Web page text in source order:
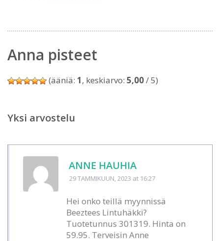
Anna pisteet
(ääniä: 1, keskiarvo: 5,00/ 5)
Yksi arvostelu
ANNE HAUHIA
29 TAMMIKUUN, 2023 at 16:27
Hei onko teillä myynnissä
Beeztees Lintuhäkki?
Tuotetunnus 301319. Hinta on
59.95. Terveisin Anne